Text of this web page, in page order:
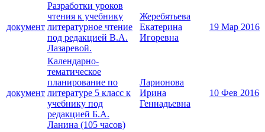
документ
Разработки уроков
чтения к учебнику
литературное чтение
под редакцией В.А.
Лазаревой.
Жеребятьева
Екатерина
Игоревна
19 Мар 2016
документ
Календарно-
тематическое
планирование по
литературе 5 класс к
учебнику под
редакцией Б.А.
Ланина (105 часов)
Ларионова
Ирина
Геннадьевна
10 Фев 2016